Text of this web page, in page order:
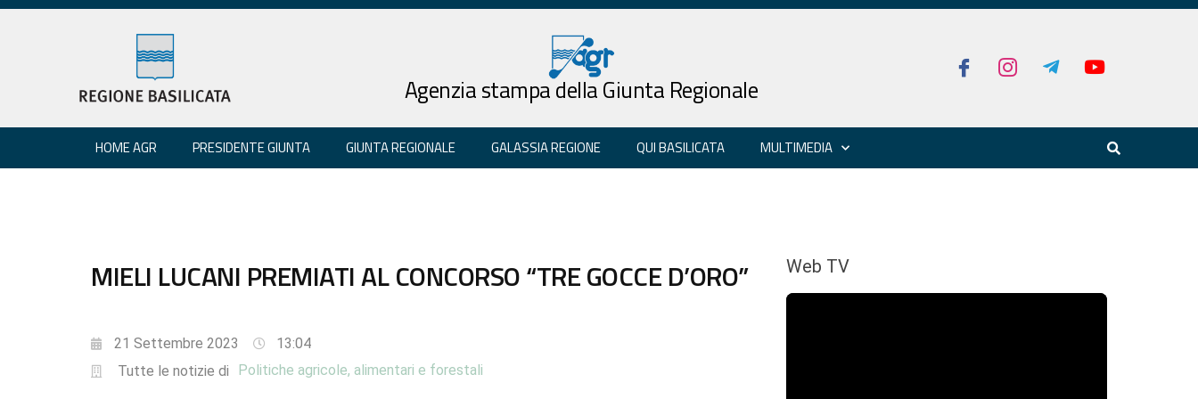
Agenzia stampa della Giunta Regionale
HOME AGR PRESIDENTE GIUNTA GIUNTA REGIONALE GALASSIA REGIONE QUI BASILICATA MULTIMEDIA
MIELI LUCANI PREMIATI AL CONCORSO “TRE GOCCE D’ORO”
21 Settembre 2023
13:04
Tutte le notizie di
Politiche agricole, alimentari e forestali
Web TV